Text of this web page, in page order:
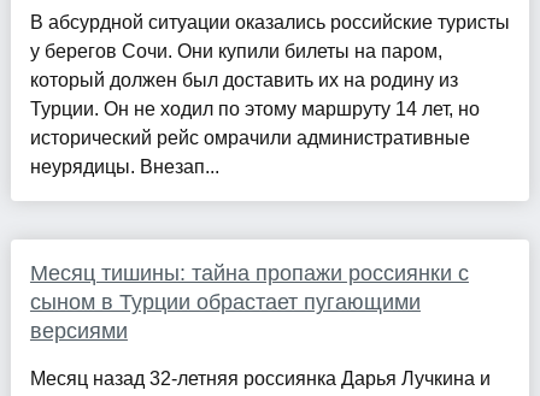
В абсурдной ситуации оказались российские туристы
у берегов Сочи. Они купили билеты на паром,
который должен был доставить их на родину из
Турции. Он не ходил по этому маршруту 14 лет, но
исторический рейс омрачили административные
неурядицы. Внезап...
Месяц тишины: тайна пропажи россиянки с
сыном в Турции обрастает пугающими
версиями
Месяц назад 32-летняя россиянка Дарья Лучкина и